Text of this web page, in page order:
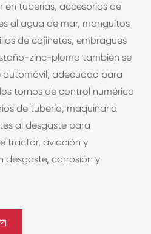
en tuberías, accesorios de
al agua de mar, manguitos
de cojinetes, embragues
zinc-plomo también se
adecuado para
tornos de control numérico
de tubería, maquinaria
al desgaste para
tractor, aviación y
desgaste, corrosión y